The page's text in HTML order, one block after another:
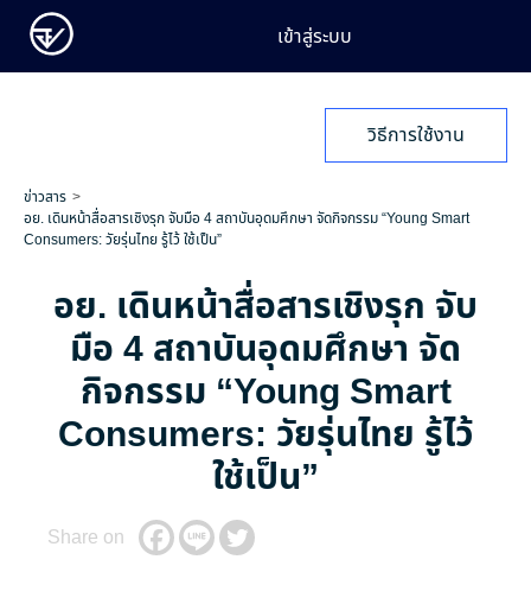
เข้าสู่ระบบ
วิธีการใช้งาน
ข่าวสาร
อย. เดินหน้าสื่อสารเชิงรุก จับมือ 4 สถาบันอุดมศึกษา จัดกิจกรรม “Young Smart
Consumers: วัยรุ่นไทย รู้ไว้ ใช้เป็น”
อย. เดินหน้าสื่อสารเชิงรุก จับ
มือ 4 สถาบันอุดมศึกษา จัด
กิจกรรม “Young Smart
Consumers: วัยรุ่นไทย รู้ไว้
ใช้เป็น”
Share on